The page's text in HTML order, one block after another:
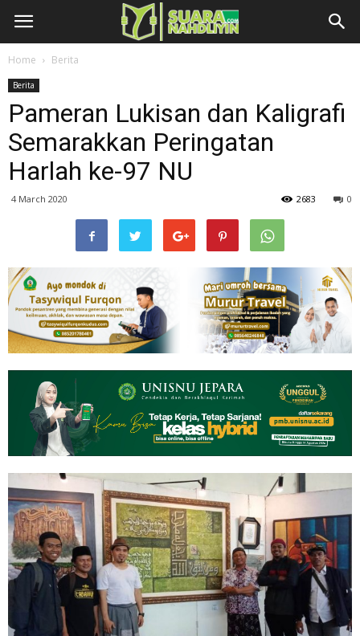
Home Berita
Berita
Pameran Lukisan dan Kaligrafi
Semarakkan Peringatan
Harlah ke-97 NU
4 March 2020 0
2683